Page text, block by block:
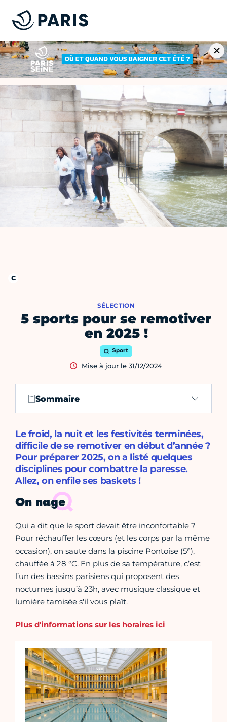
5 sports pour se remotiver
en 2025 !
SÉLECTION
Sport
Mise à jour le 31/12/2024
Sommaire
Le froid, la nuit et les festivités terminées,
difficile de se remotiver en début d’année ?
Pour préparer 2025, on a listé quelques
disciplines pour combattre la paresse.
Allez, on enfile ses baskets !
On nage
Qui a dit que le sport devait être inconfortable ?
Pour réchauffer les cœurs (et les corps par la même
occasion), on saute dans la piscine Pontoise (5e),
chauffée à 28 °C. En plus de sa température, c’est
l’un des bassins parisiens qui proposent des
nocturnes jusqu’à 23h, avec musique classique et
lumière tamisée s'il vous plaît.
Plus d'informations sur les horaires ici